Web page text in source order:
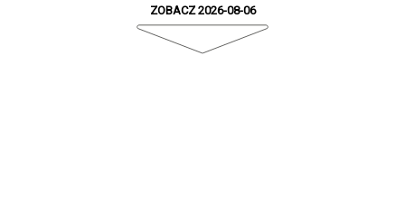
ZOBACZ 2026-08-06